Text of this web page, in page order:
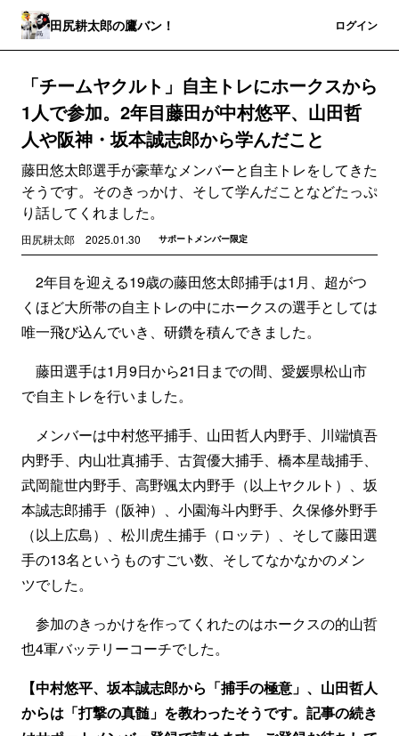
田尻耕太郎の鷹バン！ ログイン
「チームヤクルト」自主トレにホークスから
1人で参加。2年目藤田が中村悠平、山田哲
人や阪神・坂本誠志郎から学んだこと
藤田悠太郎選手が豪華なメンバーと自主トレをしてきた
そうです。そのきっかけ、そして学んだことなどたっぷ
り話してくれました。
田尻耕太郎 2025.01.30 サポートメンバー限定
2年目を迎える19歳の藤田悠太郎捕手は1月、超がつ
くほど大所帯の自主トレの中にホークスの選手としては
唯一飛び込んでいき、研鑽を積んできました。
藤田選手は1月9日から21日までの間、愛媛県松山市
で自主トレを行いました。
メンバーは中村悠平捕手、山田哲人内野手、川端慎吾
内野手、内山壮真捕手、古賀優大捕手、橋本星哉捕手、
武岡龍世内野手、高野颯太内野手（以上ヤクルト）、坂
本誠志郎捕手（阪神）、小園海斗内野手、久保修外野手
（以上広島）、松川虎生捕手（ロッテ）、そして藤田選
手の13名というものすごい数、そしてなかなかのメン
ツでした。
参加のきっかけを作ってくれたのはホークスの的山哲
也4軍バッテリーコーチでした。
【中村悠平、坂本誠志郎から「捕手の極意」、山田哲人
からは「打撃の真髄」を教わったそうです。記事の続き